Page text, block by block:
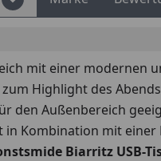
mit einer modernen
Highlight des
den Außenbereich
in Kombination mit
Biarritz USB-